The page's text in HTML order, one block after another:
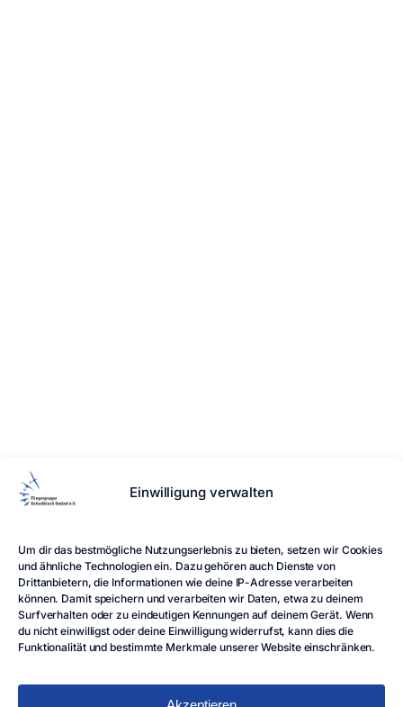
Einwilligung verwalten
Um dir das bestmögliche Nutzungserlebnis zu bieten, setzen wir Cookies
und ähnliche Technologien ein. Dazu gehören auch Dienste von
Drittanbietern, die Informationen wie deine IP-Adresse verarbeiten
können. Damit speichern und verarbeiten wir Daten, etwa zu deinem
Surfverhalten oder zu eindeutigen Kennungen auf deinem Gerät. Wenn
du nicht einwilligst oder deine Einwilligung widerrufst, kann dies die
Funktionalität und bestimmte Merkmale unserer Website einschränken.
Die Fliegergruppe Schwäbisch Gmünd e.V. ist ein
gemeinnütziger Verein, der seit vielen Jahren den
HomeBlogImpressumDatenschutzCookie-
RichtlinieIntern
FOLGE UNS
Alle Rechte vorbehalten